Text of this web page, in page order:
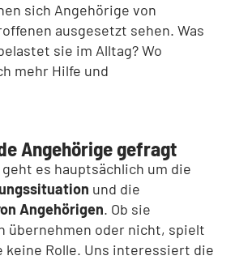
sich Angehörige von
ausgesetzt sehen. Was
sie im Alltag? Wo
mehr Hilfe und
Angehörige gefragt
es hauptsächlich um die
und die
Angehörigen. Ob sie
übernehmen oder nicht, spielt
keine Rolle. Uns interessiert die